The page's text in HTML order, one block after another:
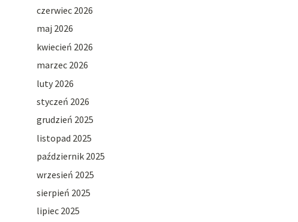
czerwiec 2026
maj 2026
kwiecień 2026
marzec 2026
luty 2026
styczeń 2026
grudzień 2025
listopad 2025
październik 2025
wrzesień 2025
sierpień 2025
lipiec 2025